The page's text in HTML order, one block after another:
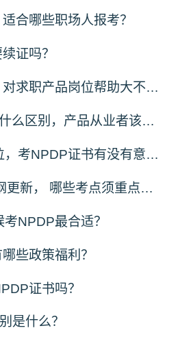
合哪些职场人报考？
证吗？
在校生考NPDP，对求职产品岗位帮助大不大？
么区别，产品从业者该怎么选证？
零基础非产品岗位，考NPDP证书有没有意义？
2026年NPDP考纲更新， 哪些考点须重点掌握？
NPDP最合适？
些政策福利？
证书吗？
是什么？